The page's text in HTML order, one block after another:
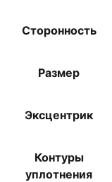
Сторонность
Размер
Эксцентрик
Контуры
уплотнения